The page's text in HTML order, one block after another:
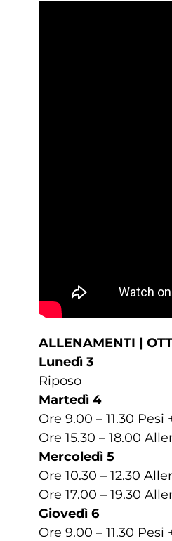
ALLENAMENTI |
Lunedì 3
Riposo
Martedì 4
Ore 9.00 – 11.30
Ore 15.30 – 18.00
Mercoledì 5
Ore 10.30 – 12.30
Ore 17.00 – 19.30
Giovedì 6
Ore 9.00 – 11.30